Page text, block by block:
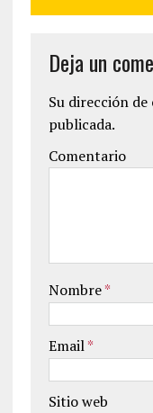
Deja un
Su dirección
publicada.
Comentario
Nombre*
Email*
Sitio web